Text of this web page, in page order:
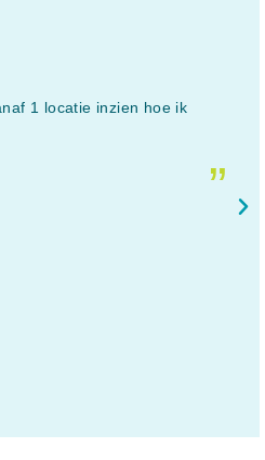
1 locatie inzien hoe ik
„